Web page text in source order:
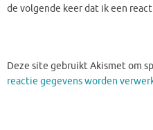
de volgende keer dat ik een
Deze site gebruikt Akismet om
reactie gegevens worden